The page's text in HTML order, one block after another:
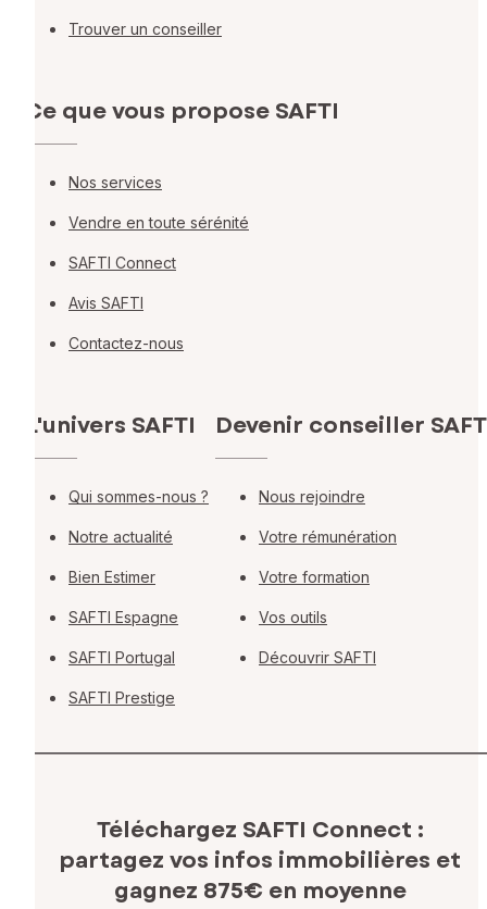
Trouver un conseiller
Ce que vous propose SAFTI
Nos services
Vendre en toute sérénité
SAFTI Connect
Avis SAFTI
Contactez-nous
L'univers SAFTI
Qui sommes-nous ?
Notre actualité
Bien Estimer
SAFTI Espagne
SAFTI Portugal
SAFTI Prestige
Devenir conseiller
Nous rejoindre
Votre rémunération
Votre formation
Vos outils
Découvrir SAFTI
Téléchargez SAFTI Connect :
partagez vos infos immobilières et
gagnez 875€ en moyenne